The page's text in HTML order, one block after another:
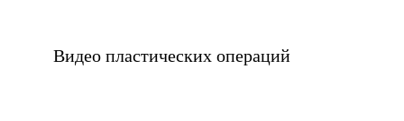
Видео пластических операций